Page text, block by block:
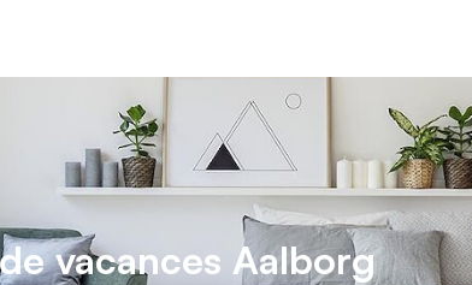
vacances Aalborg